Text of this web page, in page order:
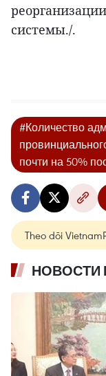
системы./.
#Количество
почти на 50%
Theo dõi
НОВОСТИ